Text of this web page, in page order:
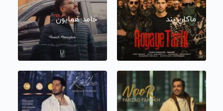
ماکان بند حامد همایون